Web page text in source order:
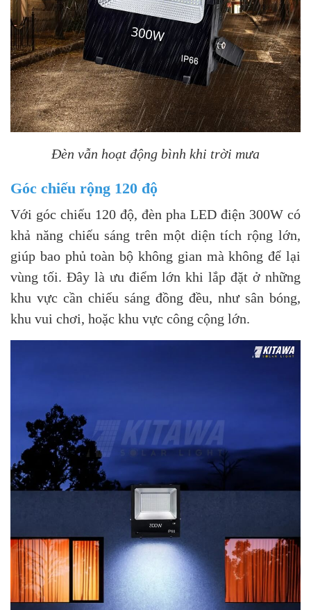
Đèn vẫn hoạt động bình khi trời mưa
Góc chiếu rộng 120 độ
Với góc chiếu 120 độ, đèn pha LED điện 300W có
khả năng chiếu sáng trên một diện tích rộng lớn,
giúp bao phủ toàn bộ không gian mà không để lại
vùng tối. Đây là ưu điểm lớn khi lắp đặt ở những
khu vực cần chiếu sáng đồng đều, như sân bóng,
khu vui chơi, hoặc khu vực công cộng lớn.